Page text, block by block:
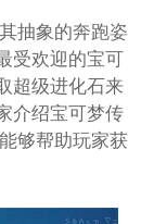
抽象的奔跑姿
受欢迎的宝可
超级进化石来
介绍宝可梦传
够帮助玩家获